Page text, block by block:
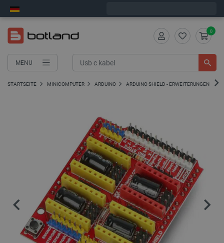
MENU
0
STARTSEITE MINICOMPUTER ARDUINO ARDUINO SHIELD - ERWEITERUNGEN